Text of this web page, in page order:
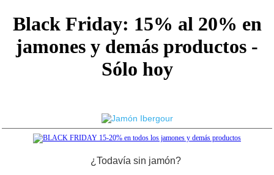
Black Friday: 15% al 20% en
jamones y demás productos -
Sólo hoy
¿Todavía sin jamón?